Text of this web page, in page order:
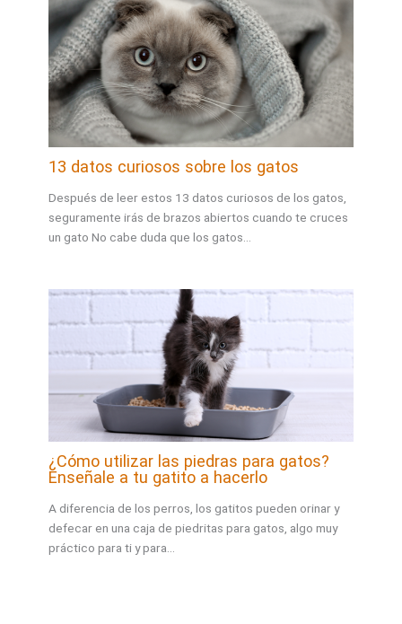
13 datos curiosos sobre los gatos
Después de leer estos 13 datos curiosos de los gatos,
seguramente irás de brazos abiertos cuando te cruces
un gato No cabe duda que los gatos…
¿Cómo utilizar las piedras para gatos?
Enseñale a tu gatito a hacerlo
A diferencia de los perros, los gatitos pueden orinar y
defecar en una caja de piedritas para gatos, algo muy
práctico para ti y para…